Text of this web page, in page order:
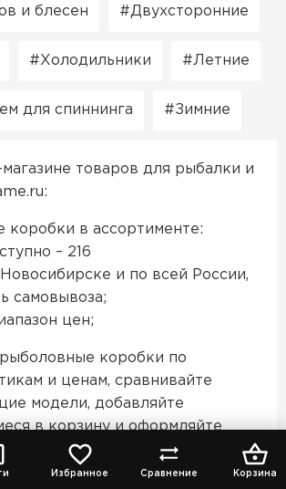
Избранное Сравнение Корзина
и блесен Двухсторонние
Холодильники Летние
для спиннинга Зимние
товаров для рыбалки и
коробки в ассортименте:
– 216
и по всей России,
самовывоза;
цен;
коробки по
и ценам, сравнивайте
модели, добавляйте
в корзину и оформляйте
коробки имеют
гарантию. Если возникли